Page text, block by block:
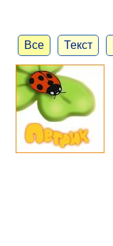
Все Текст